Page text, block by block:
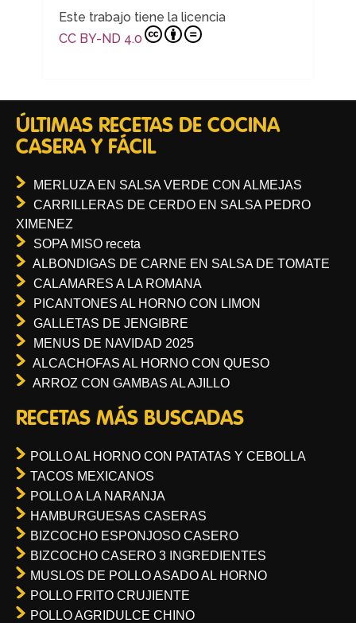
Este trabajo tiene la licencia
CC BY-ND 4.0
ÚLTIMAS RECETAS DE COCINA
CASERA Y FÁCIL
MERLUZA EN SALSA VERDE CON ALMEJAS
CARRILLERAS DE CERDO EN SALSA PEDRO
XIMENEZ
SOPA MISO receta
ALBONDIGAS DE CARNE EN SALSA DE TOMATE
CALAMARES A LA ROMANA
PICANTONES AL HORNO CON LIMON
GALLETAS DE JENGIBRE
MENUS DE NAVIDAD 2025
ALCACHOFAS AL HORNO CON QUESO
ARROZ CON GAMBAS AL AJILLO
RECETAS MÁS BUSCADAS
POLLO AL HORNO CON PATATAS Y CEBOLLA
TACOS MEXICANOS
POLLO A LA NARANJA
HAMBURGUESAS CASERAS
BIZCOCHO ESPONJOSO CASERO
BIZCOCHO CASERO 3 INGREDIENTES
MUSLOS DE POLLO ASADO AL HORNO
POLLO FRITO CRUJIENTE
POLLO AGRIDULCE CHINO